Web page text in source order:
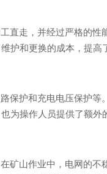
直走，并经过严格的
护和更换的成本，提高
保护和充电电压保护
为操作人员提供了额外
矿山作业中，电网的